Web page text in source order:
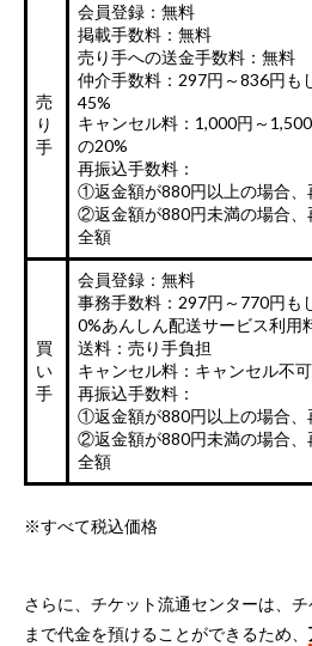
売
り
手
会員登録：無料
掲載手数料：無料
売り手への送金手数料：無料
仲介手数料：297円～836円も
45%
キャンセル料：1,000円～
の20%
再振込手数料：
①返金額が880円以上の場合、
②返金額が880円未満の場合、
全額
買
い
手
会員登録：無料
事務手数料：297円～770円も
0%あんしん配送サービス利用
送料：売り手負担
キャンセル料：キャンセル不可
再振込手数料：
①返金額が880円以上の場合、
②返金額が880円未満の場合、
全額
※すべて税込価格
さらに、チケット流通センターは、
まで代金を預けることができるため、